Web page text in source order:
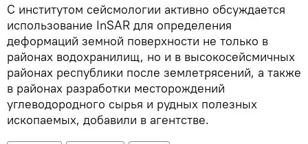
С институтом сейсмологии активно обсуждается
использование InSAR для определения
деформаций земной поверхности не только в
районах водохранилищ, но и в высокосейсмичных
районах республики после землетрясений, а также
в районах разработки месторождений
углеводородного сырья и рудных полезных
ископаемых, добавили в агентстве.